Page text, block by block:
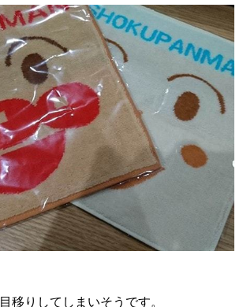
移りしてしまいそうです。